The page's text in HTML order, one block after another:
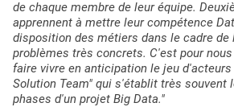
de chaque membre de leur équipe.
apprennent à mettre leur compétence
disposition des métiers dans le cadre de
problèmes très concrets. C'est pour
faire vivre en anticipation le jeu d'acteurs
Solution Team" qui s'établit très souvent
phases d'un projet Big Data."